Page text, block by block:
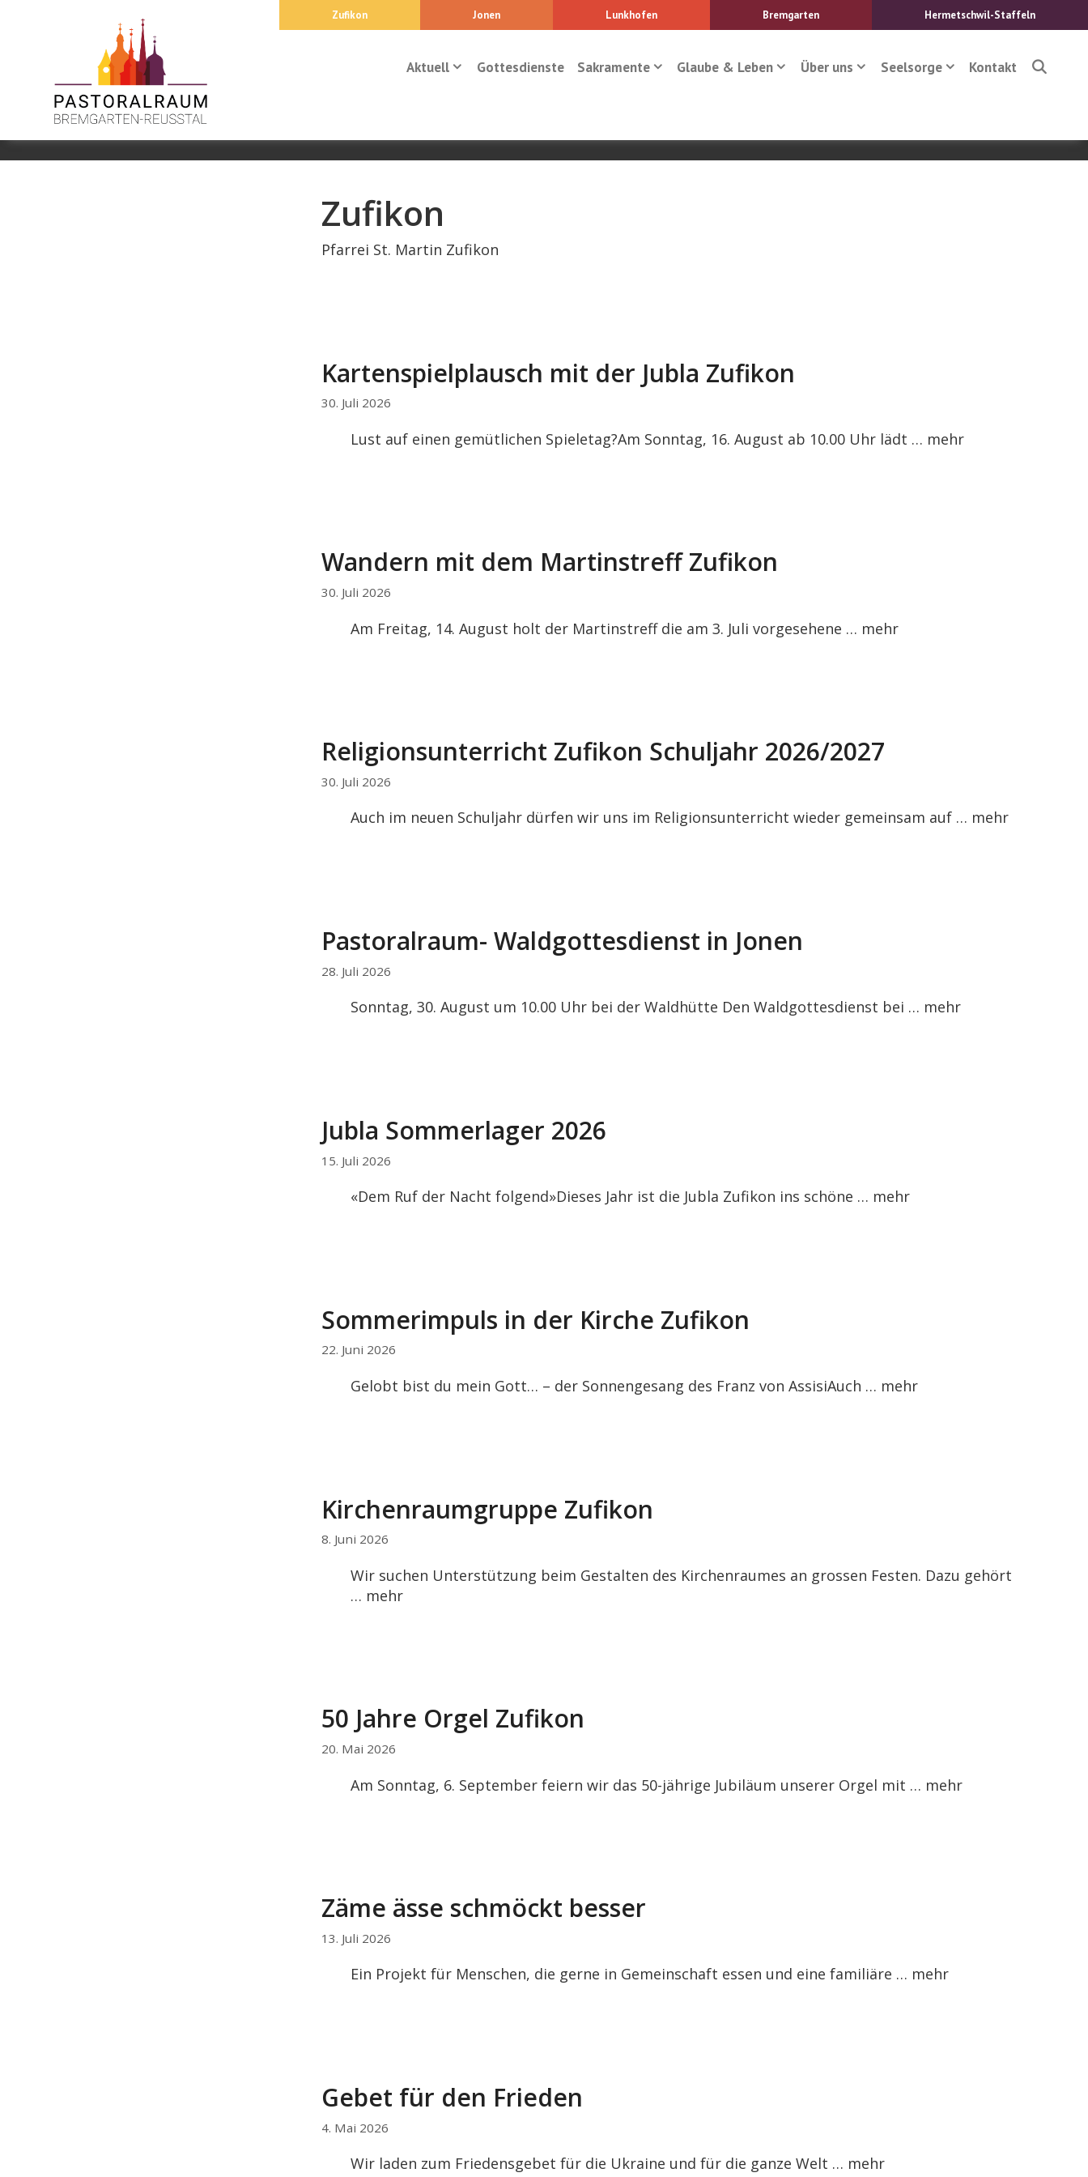
Zufikon Jonen Lunkhofen Bremgarten Hermetschwil-Staffeln
Aktuell Gottesdienste Sakramente Glaube & Leben Über uns Seelsorge Kontakt
Zufikon
Pfarrei St. Martin Zufikon
Kartenspielplausch mit der Jubla Zufikon
30. Juli 2026
Lust auf einen gemütlichen Spieletag?Am Sonntag, 16. August ab 10.00 Uhr lädt … mehr
Wandern mit dem Martinstreff Zufikon
30. Juli 2026
Am Freitag, 14. August holt der Martinstreff die am 3. Juli vorgesehene … mehr
Religionsunterricht Zufikon Schuljahr 2026/2027
30. Juli 2026
Auch im neuen Schuljahr dürfen wir uns im Religionsunterricht wieder gemeinsam auf … mehr
Pastoralraum- Waldgottesdienst in Jonen
28. Juli 2026
Sonntag, 30. August um 10.00 Uhr bei der Waldhütte Den Waldgottesdienst bei … mehr
Jubla Sommerlager 2026
15. Juli 2026
«Dem Ruf der Nacht folgend»Dieses Jahr ist die Jubla Zufikon ins schöne … mehr
Sommerimpuls in der Kirche Zufikon
22. Juni 2026
Gelobt bist du mein Gott… – der Sonnengesang des Franz von AssisiAuch … mehr
Kirchenraumgruppe Zufikon
8. Juni 2026
Wir suchen Unterstützung beim Gestalten des Kirchenraumes an grossen Festen. Dazu gehört
… mehr
50 Jahre Orgel Zufikon
20. Mai 2026
Am Sonntag, 6. September feiern wir das 50-jährige Jubiläum unserer Orgel mit … mehr
Zäme ässe schmöckt besser
13. Juli 2026
Ein Projekt für Menschen, die gerne in Gemeinschaft essen und eine familiäre … mehr
Gebet für den Frieden
4. Mai 2026
Wir laden zum Friedensgebet für die Ukraine und für die ganze Welt … mehr